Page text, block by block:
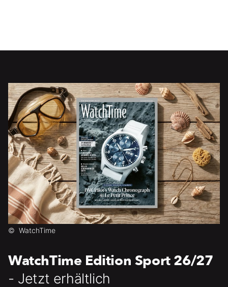
© WatchTime
WatchTime Edition Sport 26/27
- Jetzt erhältlich